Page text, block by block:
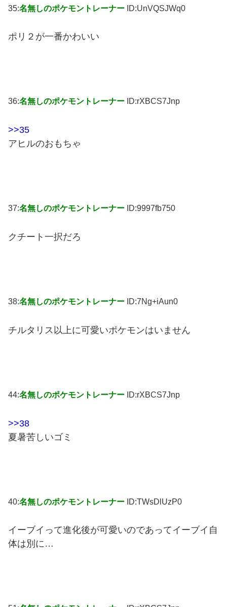
35:名無しのポケモントレーナー ID:UnVQSJWq0
ポリ２が一番かわいい
36:名無しのポケモントレーナー ID:rXBCS7Jnp
>>35
アヒルのおもちゃ
37:名無しのポケモントレーナー ID:9997fb750
クチート一択だろ
38:名無しのポケモントレーナー ID:7Ng+iAun0
チルタリス以上に可愛いポケモンはいません
44:名無しのポケモントレーナー ID:rXBCS7Jnp
>>38
夏暑苦しいゴミ
40:名無しのポケモントレーナー ID:TWsDlUzP0
イーブイって進化後が可愛いのであってイーブイ自
体は別に…